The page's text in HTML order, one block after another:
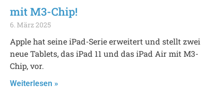
mit M3-Chip!
6. März 2025
Apple hat seine iPad-Serie erweitert und stellt zwei
neue Tablets, das iPad 11 und das iPad Air mit M3-
Chip, vor.
Weiterlesen »